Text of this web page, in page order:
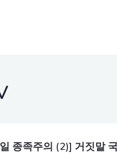
종족주의 (2)] 거짓말